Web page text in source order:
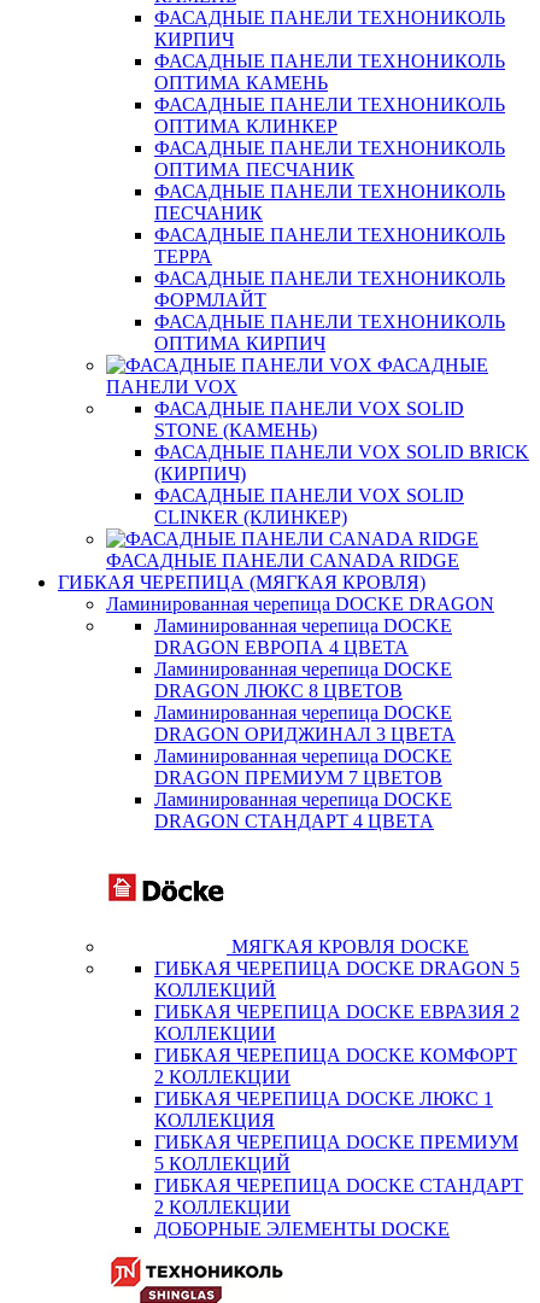
ФАСАДНЫЕ ПАНЕЛИ ТЕХНОНИКОЛЬ
КИРПИЧ
ФАСАДНЫЕ ПАНЕЛИ ТЕХНОНИКОЛЬ
ОПТИМА КАМЕНЬ
ФАСАДНЫЕ ПАНЕЛИ ТЕХНОНИКОЛЬ
ОПТИМА КЛИНКЕР
ФАСАДНЫЕ ПАНЕЛИ ТЕХНОНИКОЛЬ
ОПТИМА ПЕСЧАНИК
ФАСАДНЫЕ ПАНЕЛИ ТЕХНОНИКОЛЬ
ПЕСЧАНИК
ФАСАДНЫЕ ПАНЕЛИ ТЕХНОНИКОЛЬ
ТЕРРА
ФАСАДНЫЕ ПАНЕЛИ ТЕХНОНИКОЛЬ
ФОРМЛАЙТ
ФАСАДНЫЕ ПАНЕЛИ ТЕХНОНИКОЛЬ
ОПТИМА КИРПИЧ
ФАСАДНЫЕ
ПАНЕЛИ VOX
ФАСАДНЫЕ ПАНЕЛИ VOX SOLID
STONE (КАМЕНЬ)
ФАСАДНЫЕ ПАНЕЛИ VOX SOLID BRICK
(КИРПИЧ)
ФАСАДНЫЕ ПАНЕЛИ VOX SOLID
CLINКER (КЛИНКЕР)
ФАСАДНЫЕ ПАНЕЛИ CANADA RIDGE
ГИБКАЯ ЧЕРЕПИЦА (МЯГКАЯ КРОВЛЯ)
Ламинированная черепица DOCKE DRAGON
Ламинированная черепица DOCKE
DRAGON ЕВРОПА 4 ЦВЕТА
Ламинированная черепица DOCKE
DRAGON ЛЮКС 8 ЦВЕТОВ
Ламинированная черепица DOCKE
DRAGON ОРИДЖИНАЛ 3 ЦВЕТА
Ламинированная черепица DOCKE
DRAGON ПРЕМИУМ 7 ЦВЕТОВ
Ламинированная черепица DOCKE
DRAGON СТАНДАРТ 4 ЦВЕТA
МЯГКАЯ КРОВЛЯ DOCKE
ГИБКАЯ ЧЕРЕПИЦА DOCKE DRAGON 5
КОЛЛЕКЦИЙ
ГИБКАЯ ЧЕРЕПИЦА DOCKE ЕВРАЗИЯ 2
КОЛЛЕКЦИИ
ГИБКАЯ ЧЕРЕПИЦА DOCKE КОМФОРТ
2 КОЛЛЕКЦИИ
ГИБКАЯ ЧЕРЕПИЦА DOCKE ЛЮКС 1
КОЛЛЕКЦИЯ
ГИБКАЯ ЧЕРЕПИЦА DOCKE ПРЕМИУМ
5 КОЛЛЕКЦИЙ
ГИБКАЯ ЧЕРЕПИЦА DOCKE СТАНДАРТ
2 КОЛЛЕКЦИИ
ДОБОРНЫЕ ЭЛЕМЕНТЫ DOCKE